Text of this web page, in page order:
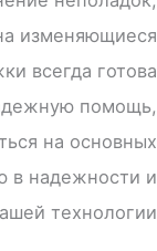
изменяющиеся
всегда готова
помощь,
на основных
в надежности и
технологии.